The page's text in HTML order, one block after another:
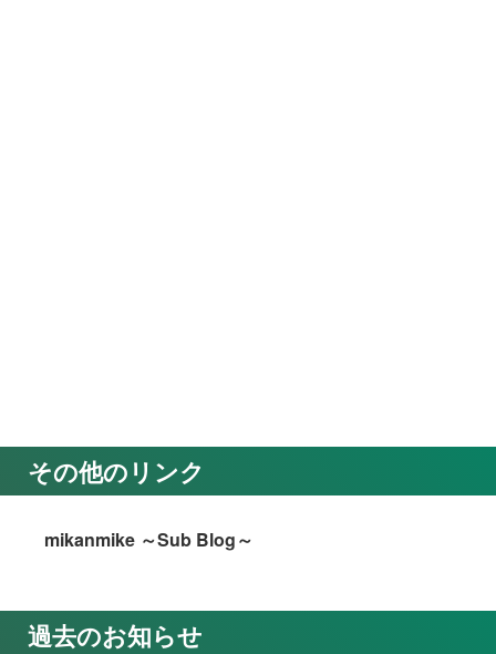
その他のリンク
mikanmike ～Sub Blog～
過去のお知らせ